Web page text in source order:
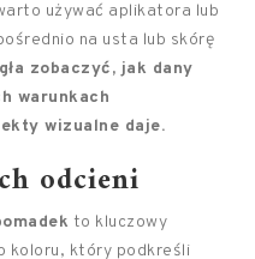
używać aplikatora lub
na usta lub skórę
zobaczyć, jak dany
warunkach
wizualne daje.
odcieni
to kluczowy
koloru, który podkreśli